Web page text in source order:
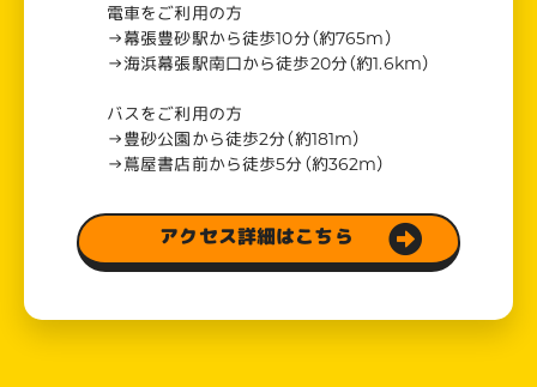
電車をご利用の方
→幕張豊砂駅から徒歩10分（約765m）
→海浜幕張駅南口から徒歩20分（約1.6km）
バスをご利用の方
→豊砂公園から徒歩2分（約181m）
→蔦屋書店前から徒歩5分（約362m）
アクセス詳細はこちら